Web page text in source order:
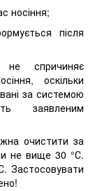
носіння;
після
не спричиняє
оскільки
за системою
заявленим
очистити за
не вище 30 °С.
Застосовувати